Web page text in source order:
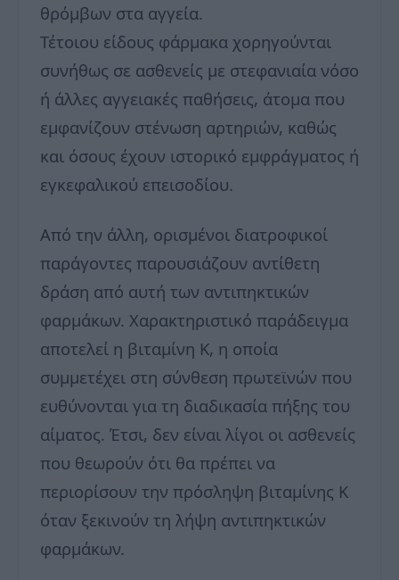
θρόμβων στα αγγεία.
Τέτοιου είδους φάρμακα χορηγούνται
συνήθως σε ασθενείς με στεφανιαία νόσο
ή άλλες αγγειακές παθήσεις, άτομα που
εμφανίζουν στένωση αρτηριών, καθώς
και όσους έχουν ιστορικό εμφράγματος ή
εγκεφαλικού επεισοδίου.
Από την άλλη, ορισμένοι διατροφικοί
παράγοντες παρουσιάζουν αντίθετη
δράση από αυτή των αντιπηκτικών
φαρμάκων. Χαρακτηριστικό παράδειγμα
αποτελεί η βιταμίνη Κ, η οποία
συμμετέχει στη σύνθεση πρωτεϊνών που
ευθύνονται για τη διαδικασία πήξης του
αίματος. Έτσι, δεν είναι λίγοι οι ασθενείς
που θεωρούν ότι θα πρέπει να
περιορίσουν την πρόσληψη βιταμίνης Κ
όταν ξεκινούν τη λήψη αντιπηκτικών
φαρμάκων.